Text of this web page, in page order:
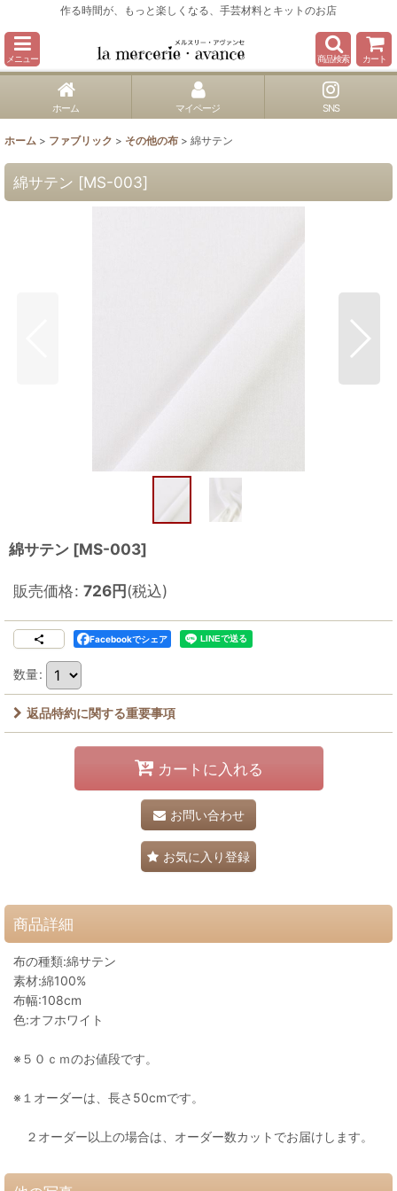
作る時間が、もっと楽しくなる、手芸材料とキットのお店
メニュー 商品検索 カート
ホーム マイページ SNS
ホーム > ファブリック > その他の布 > 綿サテン
綿サテン [MS-003]
綿サテン [MS-003]
販売価格: 726円(税込)
Facebookでシェア
数量:
返品特約に関する重要事項
カートに入れる
お問い合わせ
お気に入り登録
商品詳細
布の種類:綿サテン
素材:綿100%
布幅:108cm
色:オフホワイト
※５０ｃｍのお値段です。
※１オーダーは、長さ50cmです。
２オーダー以上の場合は、オーダー数カットでお届けします。